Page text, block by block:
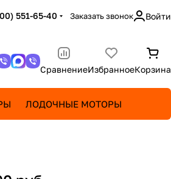
551-65-40 Заказать звонок Войти
СравнениеИзбранноеКорзина
ЛОДОЧНЫЕ МОТОРЫ